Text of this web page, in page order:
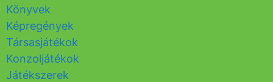
Könyvek
Képregények
Társasjátékok
Konzoljátékok
Játékszerek